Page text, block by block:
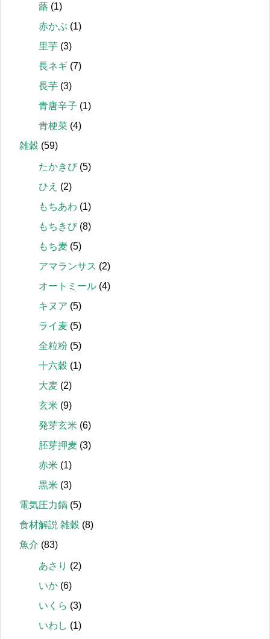
蕗 (1)
赤かぶ (1)
里芋 (3)
長ネギ (7)
長芋 (3)
青唐辛子 (1)
青梗菜 (4)
雑穀 (59)
たかきび(5)
ひえ (2)
もちあわ (1)
もちきび(8)
もち麦 (5)
アマランサス (2)
オートミール (4)
キヌア (5)
ライ麦 (5)
全粒粉 (5)
十六穀 (1)
大麦 (2)
玄米 (9)
発芽玄米 (6)
胚芽押麦 (3)
赤米 (1)
黒米 (3)
電気圧力鍋 (5)
食材解説 雑穀 (8)
魚介 (83)
あさり (2)
いか (6)
いくら (3)
いわし (1)